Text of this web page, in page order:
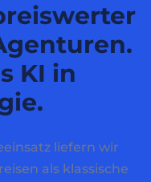
KI in
liefern wir
als klassische